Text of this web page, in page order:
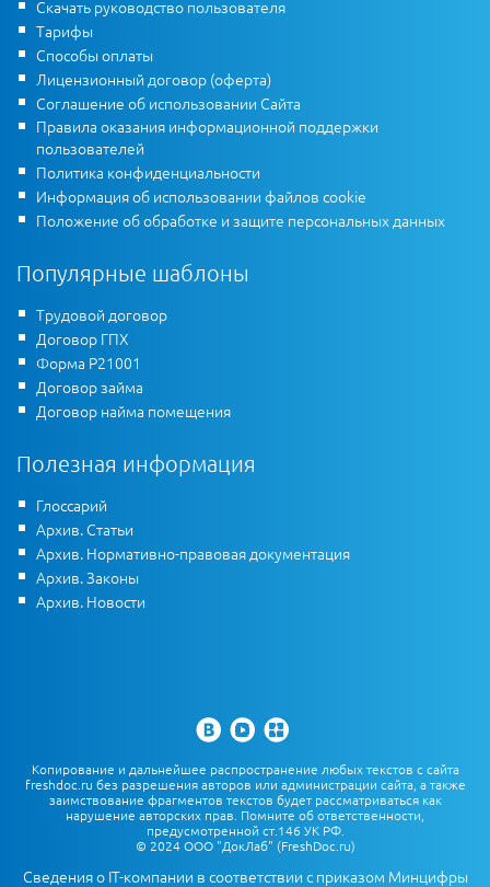
Скачать руководство пользователя
Тарифы
Способы оплаты
Лицензионный договор (оферта)
Соглашение об использовании Сайта
Правила оказания информационной поддержки
пользователей
Политика конфиденциальности
Информация об использовании файлов cookie
Положение об обработке и защите персональных данных
Популярные шаблоны
Трудовой договор
Договор ГПХ
Форма Р21001
Договор займа
Договор найма помещения
Полезная информация
Глоссарий
Архив. Статьи
Архив. Нормативно-правовая документация
Архив. Законы
Архив. Новости
Копирование и дальнейшее распространение любых текстов с сайта
freshdoc.ru без разрешения авторов или администрации сайта, а также
заимствование фрагментов текстов будет рассматриваться как
нарушение авторских прав. Помните об ответственности,
предусмотренной ст.146 УК РФ.
© 2024 ООО "ДокЛаб" (FreshDoc.ru)
Сведения о IT-компании в соответствии с приказом Минцифры